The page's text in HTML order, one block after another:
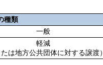
種類
一般
軽減
たは地方公共団体に対する譲渡）